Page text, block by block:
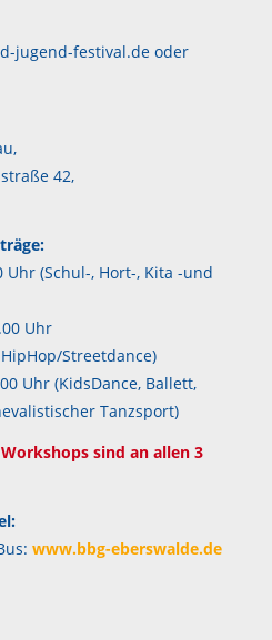
jugend-festival.de oder
42,
Uhr (Schul-, Hort-, Kita -und
Uhr
Streetdance)
Uhr (KidsDance, Ballett,
Tanzsport)
sind an allen 3
www.bbg-eberswalde.de